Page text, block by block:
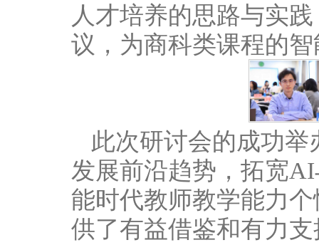
人才培养的思路与实
议，为商科类课程的
此次研讨会的成功
发展前沿趋势，拓宽
能时代教师教学能力
供了有益借鉴和有力